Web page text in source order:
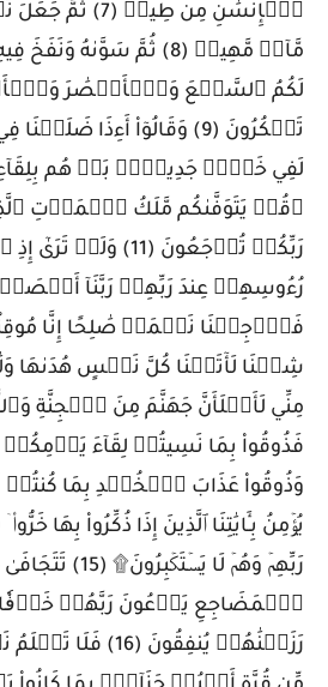
ٱلۡإِنسَٰنِ مِن
مَّآءٖ مَّهِينٖ (8) ثُمَّ سَوَّىٰهُ
لَكُمُ ٱلسَّمۡعَ وَٱلۡأَبۡصَٰرَ
تَشۡكُرُونَ (9) وَقَالُوٓاْ أَءِذَا
۞قُلۡ يَتَوَفَّىٰكُم مَّلَكُ ٱلۡمَوۡتِ
رَبِّكُمۡ تُرۡجَعُونَ (11)
رُءُوسِهِمۡ عِندَ رَبِّهِمۡ رَبَّنَآ
شِئۡنَا لَأٓتَيۡنَا كُلَّ نَفۡسٍ
فَذُوقُواْ بِمَا نَسِيتُمۡ لِقَآءَ
يُؤۡمِنُ بِـَٔايَٰتِنَا ٱلَّذِينَ إِذَا ذُكِّرُواْ بِهَا
رَبِّهِمۡ وَهُمۡ لَا
ٱلۡمَضَاجِعِ يَدۡعُونَ رَبَّهُمۡ خَوۡفٗا
رَزَقۡنَٰهُمۡ يُنفِقُونَ